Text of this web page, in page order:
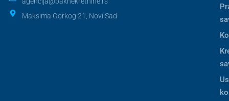
Maksima Gorkog 21, Novi Sad